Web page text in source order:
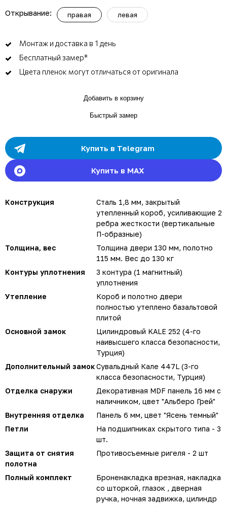
Открывание: правая левая
Монтаж и доставка в 1 день
Бесплатный замер*
Цвета пленок могут отличаться от оригинала
Добавить в корзину
Быстрый замер
Купить в Telegram
Купить в MAX
Конструкция
Сталь 1,8 мм, закрытый
утепленный короб, усиливающие 2
ребра жесткости (вертикальные
П-образные)
Толщина, вес
Толщина двери 130 мм, полотно
115 мм. Вес до 130 кг
Контуры уплотнения
3 контура (1 магнитный)
уплотнения
Утепление
Короб и полотно двери
полностью утеплено базальтовой
плитой
Основной замок
Цилиндровый KALE 252 (4-го
наивысшего класса безопасности,
Турция)
Дополнительный замокСувальдный Кале 447L (3-го
класса безопасности, Турция)
Отделка снаружи
Декоративная MDF панель 16 мм с
наличником, цвет "Альберо Грей"
Внутренняя отделка
Панель 6 мм, цвет "Ясень темный"
Петли
На подшипниках скрытого типа - 3
шт.
Защита от снятия
полотна
Противосъемные ригеля - 2 шт
Полный комплект
Броненакладка врезная, накладка
со шторкой, глазок , дверная
ручка, ночная задвижка, цилиндр